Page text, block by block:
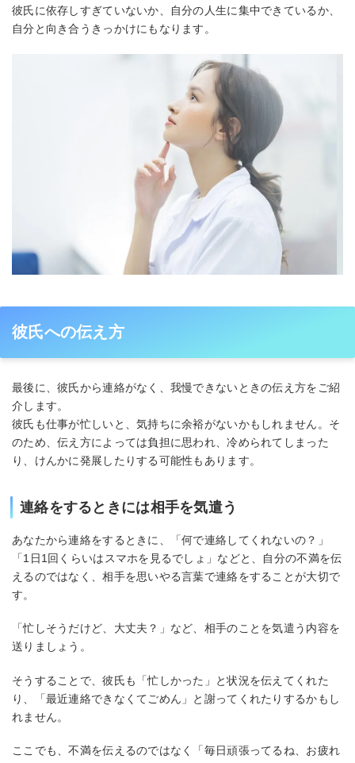
彼氏に依存しすぎていないか、自分の人生に集中できているか、
自分と向き合うきっかけにもなります。
彼氏への伝え方
最後に、彼氏から連絡がなく、我慢できないときの伝え方をご紹
介します。
彼氏も仕事が忙しいと、気持ちに余裕がないかもしれません。そ
のため、伝え方によっては負担に思われ、冷められてしまった
り、けんかに発展したりする可能性もあります。
連絡をするときには相手を気遣う
あなたから連絡をするときに、「何で連絡してくれないの？」
「1日1回くらいはスマホを見るでしょ」などと、自分の不満を伝
えるのではなく、相手を思いやる言葉で連絡をすることが大切で
す。
「忙しそうだけど、大丈夫？」など、相手のことを気遣う内容を
送りましょう。
そうすることで、彼氏も「忙しかった」と状況を伝えてくれた
り、「最近連絡できなくてごめん」と謝ってくれたりするかもし
れません。
ここでも、不満を伝えるのではなく「毎日頑張ってるね、お疲れ